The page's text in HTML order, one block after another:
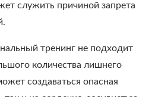
служить причиной запрета
тренинг не подходит
количества лишнего
создаваться опасная